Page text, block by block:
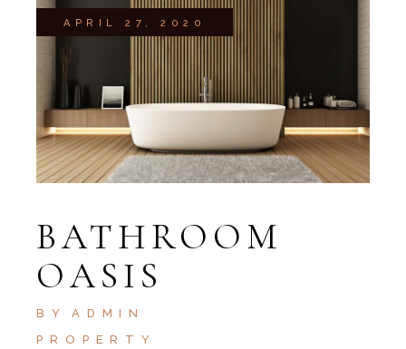
APRIL 27, 2020
BATHROOM
OASIS
BY
ADMIN
PROPERTY